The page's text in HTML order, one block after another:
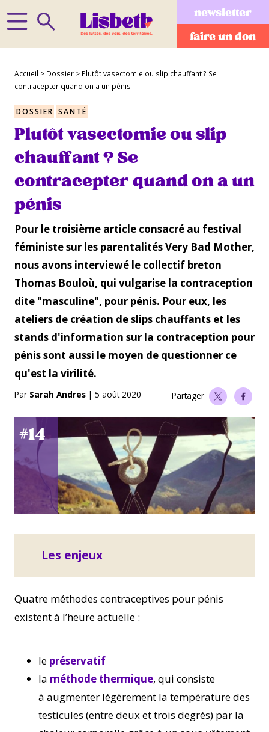
newsletter
faire un don
Accueil > Dossier > Plutôt vasectomie ou slip chauffant ? Se
contracepter quand on a un pénis
DOSSIER SANTÉ
Plutôt vasectomie ou slip
chauffant ? Se
contracepter quand on a un
pénis
Pour le troisième article consacré au festival
féministe sur les parentalités Very Bad Mother,
nous avons interviewé le collectif breton
Thomas Bouloù, qui vulgarise la contraception
dite "masculine", pour pénis. Pour eux, les
ateliers de création de slips chauffants et les
stands d'information sur la contraception pour
pénis sont aussi le moyen de questionner ce
qu'est la virilité.
Par Sarah Andres | 5 août 2020 Partager
#14
Les enjeux
Quatre méthodes contraceptives pour pénis
existent à l’heure actuelle :
le préservatif
la méthode thermique, qui consiste
à augmenter légèrement la température des
testicules (entre deux et trois degrés) par la